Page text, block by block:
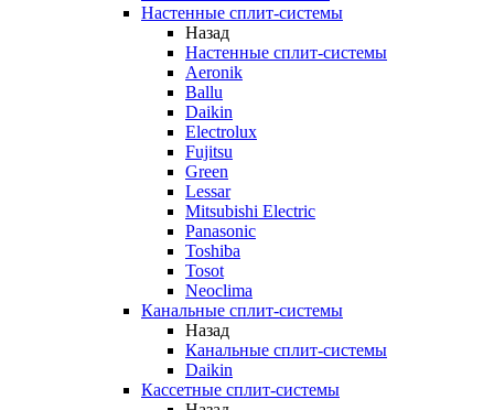
Настенные сплит-системы
Назад
Настенные сплит-системы
Aeronik
Ballu
Daikin
Electrolux
Fujitsu
Green
Lessar
Mitsubishi Electric
Panasonic
Toshiba
Tosot
Neoclima
Канальные сплит-системы
Назад
Канальные сплит-системы
Daikin
Кассетные сплит-системы